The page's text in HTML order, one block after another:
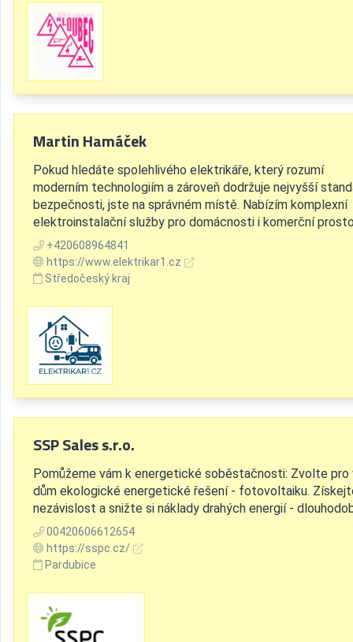
Martin Hamáček
Pokud hledáte spolehlivého elektrikáře, který rozumí
moderním technologiím a zároveň dodržuje nejvyšší
bezpečnosti, jste na správném místě. Nabízím komplexní
elektroinstalační služby pro domácnosti i komerční
+420608964841
https://www.elektrikar1.cz
Středočeský kraj
SSP Sales s.r.o.
Pomůžeme vám k energetické soběstačnosti: Zvolte pro
dům ekologické energetické řešení - fotovoltaiku.
nezávislost a snižte si náklady drahých energií -
00420606612654
https://sspc.cz/
Pardubice